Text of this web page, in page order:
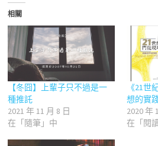
相關
【冬囧】上輩子只不過是一
種推託
2021 年 11 月 8 日
在「隨筆」中
《21世
想的實
2020 年
在「閱